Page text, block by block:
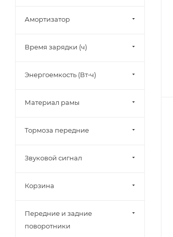
Амортизатор
Время зарядки (ч)
Энергоемкость (Вт⋅ч)
Материал рамы
Тормоза передние
Звуковой сигнал
Корзина
Передние и задние
поворотники